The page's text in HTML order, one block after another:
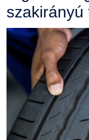
szakirányú